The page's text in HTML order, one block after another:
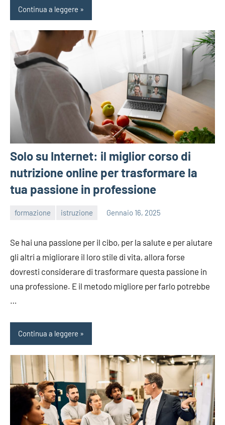
Continua a leggere
Solo su Internet: il miglior corso di
nutrizione online per trasformare la
tua passione in professione
formazione istruzione Gennaio 16, 2025
Se hai una passione per il cibo, per la salute e per aiutare
gli altri a migliorare il loro stile di vita, allora forse
dovresti considerare di trasformare questa passione in
una professione. E il metodo migliore per farlo potrebbe
…
Continua a leggere